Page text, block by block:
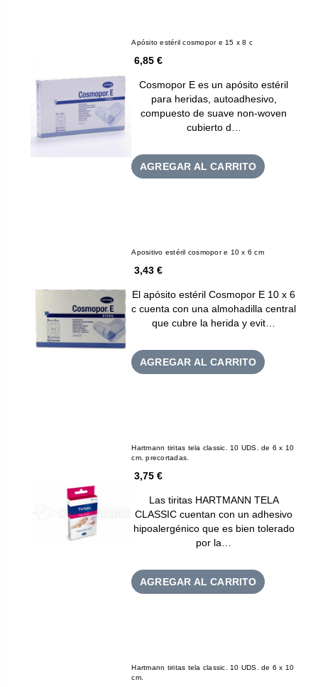
Apósito estéril cosmopor e 15 x 8 c
6,85 €
Cosmopor E es un apósito estéril
para heridas, autoadhesivo,
compuesto de suave non-woven
cubierto d…
AGREGAR AL CARRITO
Apositivo estéril cosmopor e 10 x 6 cm
3,43 €
El apósito estéril Cosmopor E 10 x 6
c cuenta con una almohadilla central
que cubre la herida y evit…
AGREGAR AL CARRITO
Hartmann tiritas tela classic. 10 UDS. de 6 x 10
cm. precortadas.
3,75 €
Las tiritas HARTMANN TELA
CLASSIC cuentan con un adhesivo
hipoalergénico que es bien tolerado
por la…
AGREGAR AL CARRITO
Hartmann tiritas tela classic. 10 UDS. de 6 x 10
cm.